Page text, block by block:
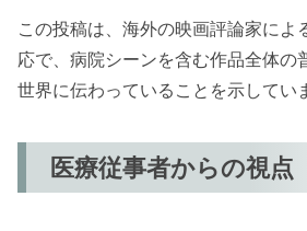
この投稿は、海外の映画評論家によ
応で、病院シーンを含む作品全体の
世界に伝わっていることを示してい
医療従事者からの視点